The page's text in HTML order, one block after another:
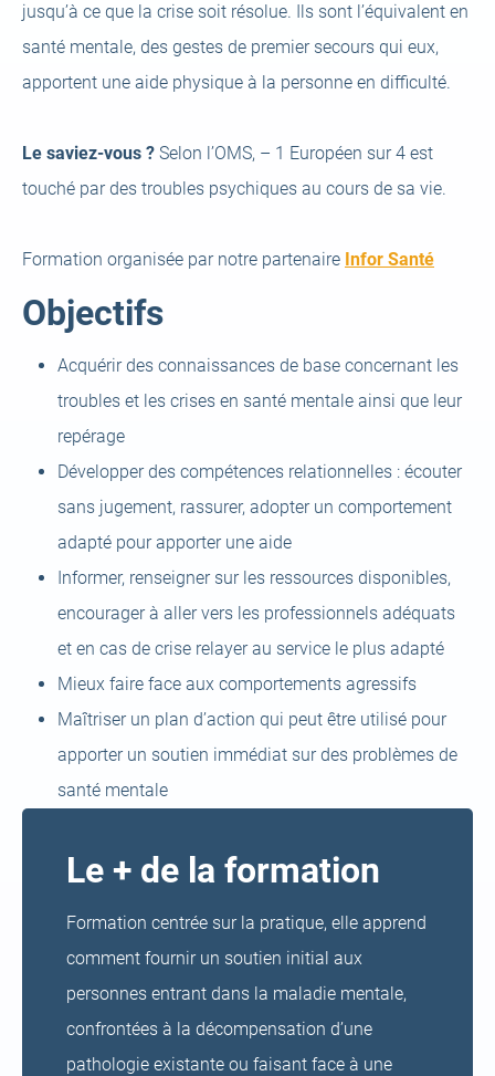
jusqu’à ce que la crise soit résolue. Ils sont l’équivalent en
santé mentale, des gestes de premier secours qui eux,
apportent une aide physique à la personne en difficulté.
Le saviez-vous ? Selon l’OMS, – 1 Européen sur 4 est
touché par des troubles psychiques au cours de sa vie.
Formation organisée par notre partenaire Infor Santé(open
tab)
Objectifs
Acquérir des connaissances de base concernant les
troubles et les crises en santé mentale ainsi que leur
repérage
Développer des compétences relationnelles : écouter
sans jugement, rassurer, adopter un comportement
adapté pour apporter une aide
Informer, renseigner sur les ressources disponibles,
encourager à aller vers les professionnels adéquats
et en cas de crise relayer au service le plus adapté
Mieux faire face aux comportements agressifs
Maîtriser un plan d’action qui peut être utilisé pour
apporter un soutien immédiat sur des problèmes de
santé mentale
Le + de la formation
Formation centrée sur la pratique, elle apprend
comment fournir un soutien initial aux
personnes entrant dans la maladie mentale,
confrontées à la décompensation d’une
pathologie existante ou faisant face à une